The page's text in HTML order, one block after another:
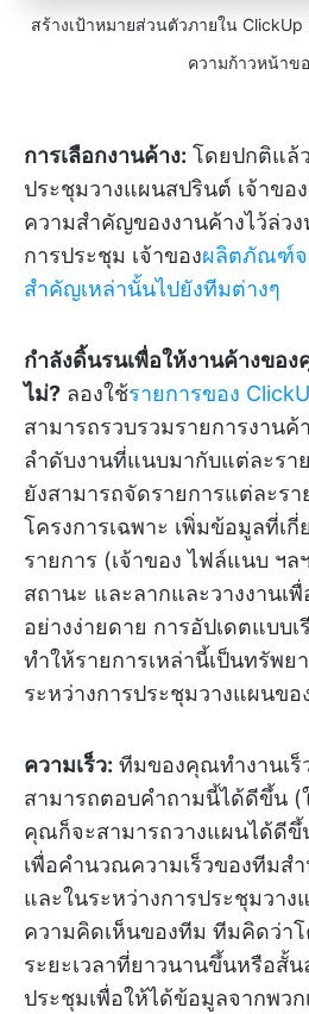
สร้างเป้าหมายส่วนตัวภายใน
ความก้าวหน้าข
การเลือกงานค้าง: โดยปกติแล้
ประชุมวางแผนสปรินต์ เจ้าข
ความสำคัญของงานค้างไว้ล่ว
การประชุม เจ้าของผลิตภัณฑ์จ
สำคัญเหล่านั้นไปยังทีมต่างๆ
กำลังดิ้นรนเพื่อให้งานค้างขอ
ไม่? ลองใช้รายการของ
สามารถรวบรวมรายการงานค้
ลำดับงานที่แนบมากับแต่ละรา
ยังสามารถจัดรายการแต่ละรา
โครงการเฉพาะ เพิ่มข้อมูลที่เ
รายการ (เจ้าของ ไฟล์แนบ ฯล
สถานะ และลากและวางงานเ
อย่างง่ายดาย การอัปเดตแบบ
ทำให้รายการเหล่านี้เป็นทรัพย
ระหว่างการประชุมวางแผนข
ความเร็ว: ทีมของคุณทำงานเ
สามารถตอบคำถามนี้ได้ดีขึ้น
คุณก็จะสามารถวางแผนได้ดี
เพื่อคำนวณความเร็วของทีมส
และในระหว่างการประชุมวา
ความคิดเห็นของทีม ทีมคิดว่า
ระยะเวลาที่ยาวนานขึ้นหรือสั้น
ประชุมเพื่อให้ได้ข้อมูลจากพวก